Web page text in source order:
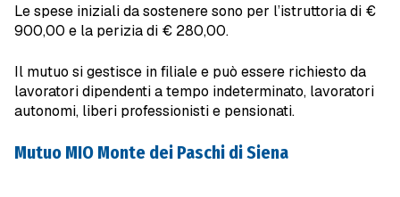
Le spese iniziali da sostenere sono per l’istruttoria di €
900,00 e la perizia di € 280,00.
Il mutuo si gestisce in filiale e può essere richiesto da
lavoratori dipendenti a tempo indeterminato, lavoratori
autonomi, liberi professionisti e pensionati.
Mutuo MIO Monte dei Paschi di Siena